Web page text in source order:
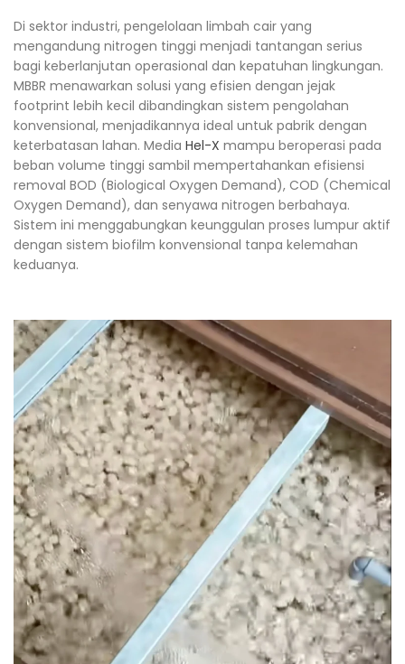
Di sektor industri, pengelolaan limbah cair yang
mengandung nitrogen tinggi menjadi tantangan serius
bagi keberlanjutan operasional dan kepatuhan lingkungan.
MBBR menawarkan solusi yang efisien dengan jejak
footprint lebih kecil dibandingkan sistem pengolahan
konvensional, menjadikannya ideal untuk pabrik dengan
keterbatasan lahan. Media Hel-X mampu beroperasi pada
beban volume tinggi sambil mempertahankan efisiensi
removal BOD (Biological Oxygen Demand), COD (Chemical
Oxygen Demand), dan senyawa nitrogen berbahaya.
Sistem ini menggabungkan keunggulan proses lumpur aktif
dengan sistem biofilm konvensional tanpa kelemahan
keduanya.​